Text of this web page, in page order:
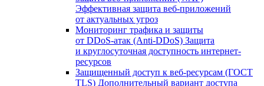
Эффективная защита веб-приложений
от актуальных угроз
Мониторинг трафика и защиты
от DDoS‑атак (Anti‑DDoS) Защита
и круглосуточная доступность интернет-
ресурсов
Защищенный доступ к веб-ресурсам (ГОСТ
TLS) Дополнительный вариант доступа